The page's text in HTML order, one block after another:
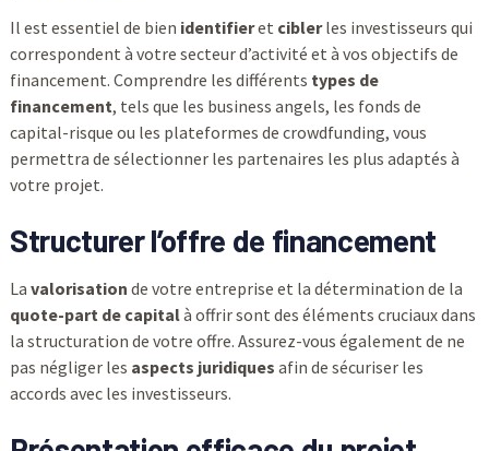
Il est essentiel de bien identifieret ciblerles investisseurs qui
correspondent à votre secteur d’activité et à vos objectifs de
financement. Comprendre les différents types de
financement, tels que les business angels, les fonds de
capital-risque ou les plateformes de crowdfunding, vous
permettra de sélectionner les partenaires les plus adaptés à
votre projet.
Structurer l’offre de financement
La valorisation de votre entreprise et la détermination de la
quote-part de capitalà offrir sont des éléments cruciaux dans
la structuration de votre offre. Assurez-vous également de ne
pas négliger les aspects juridiques afin de sécuriser les
accords avec les investisseurs.